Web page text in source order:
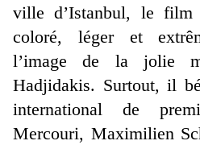
ville d’Istanbul, le
coloré, léger et
l’image de la jolie
Hadjidakis. Surtout, il
international de
Mercouri, Maximilien